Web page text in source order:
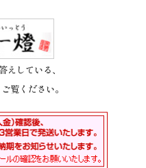
えしている、
覧ください。